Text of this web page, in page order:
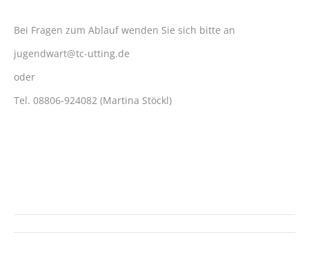
Bei Fragen zum Ablauf wenden Sie sich bitte an
jugendwart@tc-utting.de
oder
Tel. 08806-924082 (Martina Stöckl)
Kommentarnavigation